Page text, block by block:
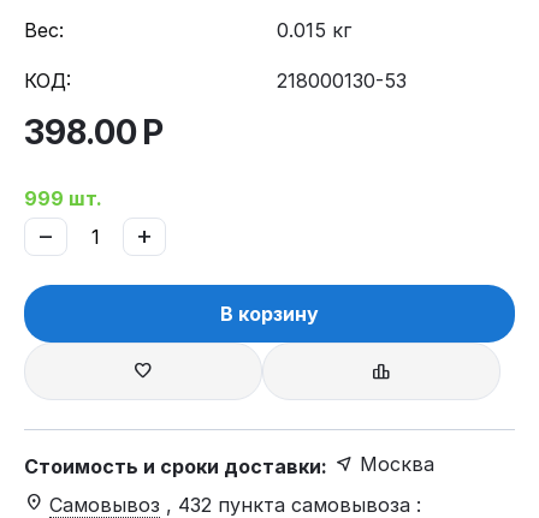
Вес: 0.015 кг
КОД: 218000130-53
398.00Р
999 шт.
+
−
В корзину
Стоимость и сроки доставки:
Москва
Самовывоз , 432 пункта самовывоза :